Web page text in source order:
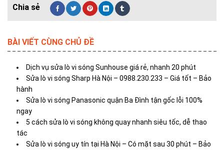
BÀI VIẾT CÙNG CHỦ ĐỀ
Dịch vụ sửa lò vi sóng Sunhouse​ giá rẻ, nhanh 20 phút
Sửa lò vi sóng Sharp Hà Nội – 0988.230.233 – Giá tốt – Bảo
hành
Sửa lò vi sóng Panasonic quận Ba Đình tận gốc lỗi 100%
ngay
5 cách sửa lò vi sóng không quay nhanh siêu tốc, dễ thao
tác
Sửa lò vi sóng uy tín tại Hà Nội – Có mặt sau 30 phút – Bảo